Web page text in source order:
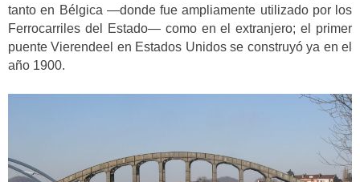
tanto en Bélgica —donde fue ampliamente utilizado por los
Ferrocarriles del Estado— como en el extranjero; el primer
puente Vierendeel en Estados Unidos se construyó ya en el
año 1900.